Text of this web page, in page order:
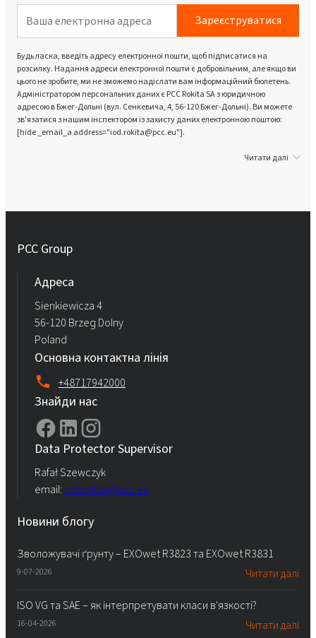
Зареєструватися
Будь ласка, введіть адресу електронної пошти, щоб підписатися на
розсилку. Надання адреси електронної пошти є добровільним, але якщо ви
цього не зробите, ми не зможемо надіслати вам інформаційний бюлетень.
Адміністратором персональних даних є PCC Rokita SA з юридичною
адресою в Бжег-Дольні (вул. Сенкевича, 4, 56-120 Бжег-Дольні). Ви можете
зв’язатися з нашим інспектором із захисту даних електронною поштою:
[hide _email_a address="iod.rokita@pcc.eu"].
Читати далі
PCC Group
Адреса
Sienkiewicza 4
56-120 Brzeg Dolny
Poland
Основна контактна лінія
+48717942000
Знайди нас
Data Protector Supervisor
Rafał Szewczyk
email: iod.rokita@pcc.eu
Новини блогу
Зволожувачі ґрунту – EXOwet R3823 та EXOwet R3831
9-07-2026 Читати далі
ISO VG та SAE – як інтерпретувати класи в'язкості?
16-04-2026 Читати далі